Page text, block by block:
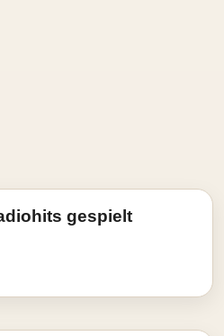
gespielt